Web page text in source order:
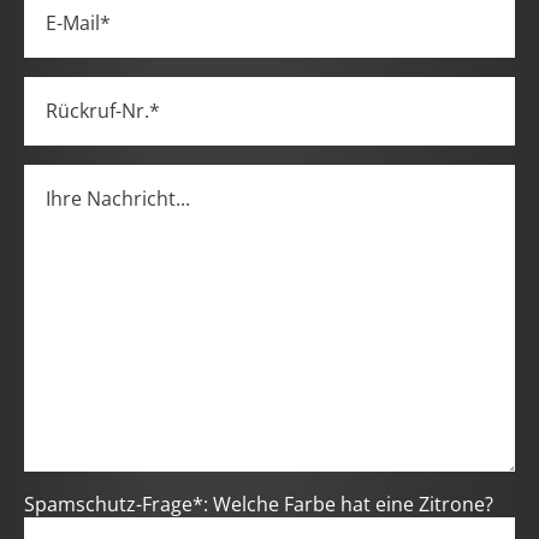
Spamschutz-Frage*: Welche Farbe hat eine Zitrone?